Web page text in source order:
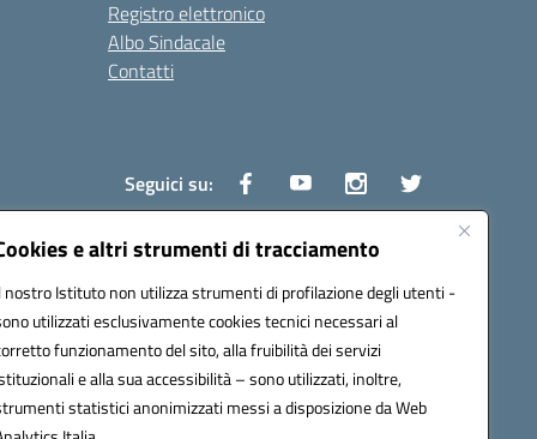
e altri strumenti di tracciamento
nostro Istituto non utilizza strumenti di profilazione degli utenti -
utilizzati esclusivamente cookies tecnici necessari al
funzionamento del sito, alla fruibilità dei servizi
e alla sua accessibilità – sono utilizzati, inoltre,
statistici anonimizzati messi a disposizione da Web
Registro elettronico
Albo Sindacale
Contatti
Seguici su: